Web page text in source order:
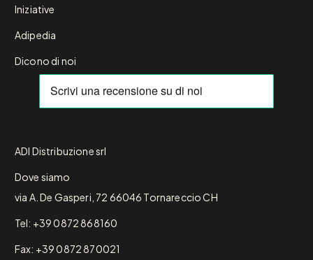
Iniziative
Adipedia
Dicono di noi
ADI Distribuzione srl
Dove siamo
via A. De Gasperi, 72 66046 Tornareccio CH
Tel: +39 0872 868160
Fax: +39 0872 870021